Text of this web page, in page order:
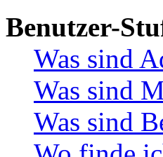
Benutzer-
Was sind
Was sind
Was sind